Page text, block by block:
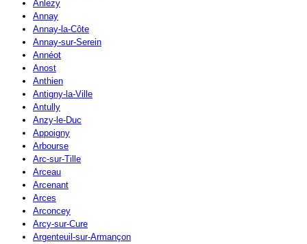
Anlezy
Annay
Annay-la-Côte
Annay-sur-Serein
Annéot
Anost
Anthien
Antigny-la-Ville
Antully
Anzy-le-Duc
Appoigny
Arbourse
Arc-sur-Tille
Arceau
Arcenant
Arces
Arconcey
Arcy-sur-Cure
Argenteuil-sur-Armançon